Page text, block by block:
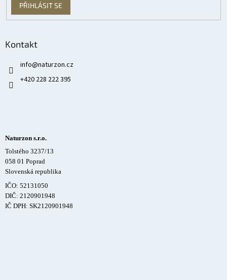
PŘIHLÁSIT SE
Kontakt
info@naturzon.cz
+420 228 222 395
Naturzon s.r.o.
Tolstého 3237/13
058 01 Poprad
Slovenská republika
IČO: 52131050
DIČ: 2120901948
IČ DPH: SK2120901948